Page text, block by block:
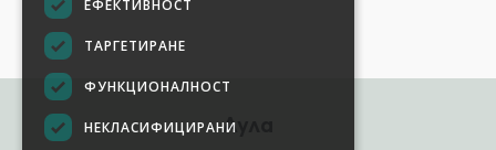
Аула
ЕФЕКТИВНОСТ
ТАРГЕТИРАНЕ
ФУНКЦИОНАЛНОСТ
НЕКЛАСИФИЦИРАНИ